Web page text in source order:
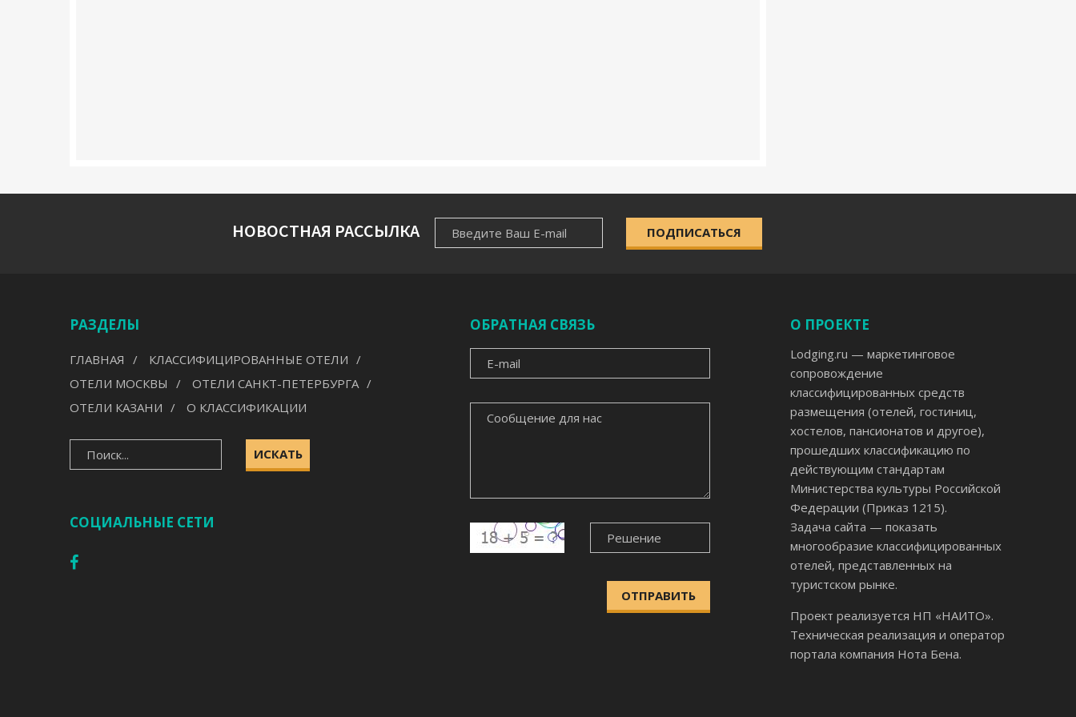
НОВОСТНАЯ РАССЫЛКА
НОВОСТНАЯ
РАССЫЛКА
ПОДПИСАТЬСЯ
РАЗДЕЛЫ
ГЛАВНАЯ
КЛАССИФИЦИРОВАННЫЕ ОТЕЛИ
ОТЕЛИ МОСКВЫ
ОТЕЛИ САНКТ-ПЕТЕРБУРГА
ОТЕЛИ КАЗАНИ
О КЛАССИФИКАЦИИ
ИСКАТЬ
СОЦИАЛЬНЫЕ СЕТИ
ОБРАТНАЯ СВЯЗЬ
E-
MAIL
СООБЩЕНИЕ
ДЛЯ
ОТПРАВИТЬ
О ПРОЕКТЕ
Lodging.ru — маркетинговое
сопровождение
классифицированных средств
размещения (отелей, гостиниц,
хостелов, пансионатов и другое),
прошедших классификацию по
действующим стандартам
Министерства культуры Российской
Федерации (Приказ 1215).
Задача сайта — показать
многообразие классифицированных
отелей, представленных на
туристском рынке.
Проект реализуется НП «НАИТО».
Техническая реализация и оператор
портала компания Нота Бена.